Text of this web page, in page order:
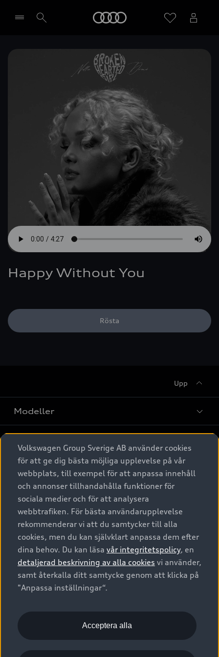
Välj återförsäljare
Happy Without You
Rösta
Upp
Modeller
Elbilar
Laddhybrider
A6 modellerna
SUV
Avant
Sportback
Audi Sport
Privaterbjudanden
Privatleasing
Nya bilar i lager
Begagnade bilar i lager
Audi approved :plus - så gott som nya
Finansiering
Audi exclusive
Service & tillbehör
Originaltillbehör - köp online
Försäkring
Audi Collection – livsstilsartiklar
Vanliga frågor
2G/3G nätet stängs ned - Hur påverkas min bil av detta?
Tjänstebil
Tjänstebil
Business lease online
Företagsleasing
Om Audi Sverige
Kontakta oss
Boka Service online
Audi Återförsäljare/-serviceverkstad
myAudi
Pressmeddelanden
Nyhetsbrev
Utgivare
Juridiskt Audi AG
Juridiskt Audi Digital Giveaway
Volkswagen Group Sverige AB använder cookies
för att ge dig bästa möjliga upplevelse på vår
webbplats, till exempel för att anpassa innehåll
och annonser tillhandahålla funktioner för
sociala medier och för att analysera
webbtrafiken. För bästa användarupplevelse
rekommenderar vi att du samtycker till alla
cookies, men du kan självklart anpassa dem efter
dina behov. Du kan läsa vår integritetspolicy, en
detaljerad beskrivning av alla cookies vi använder,
samt återkalla ditt samtycke genom att klicka på
"Anpassa inställningar“.
Acceptera alla